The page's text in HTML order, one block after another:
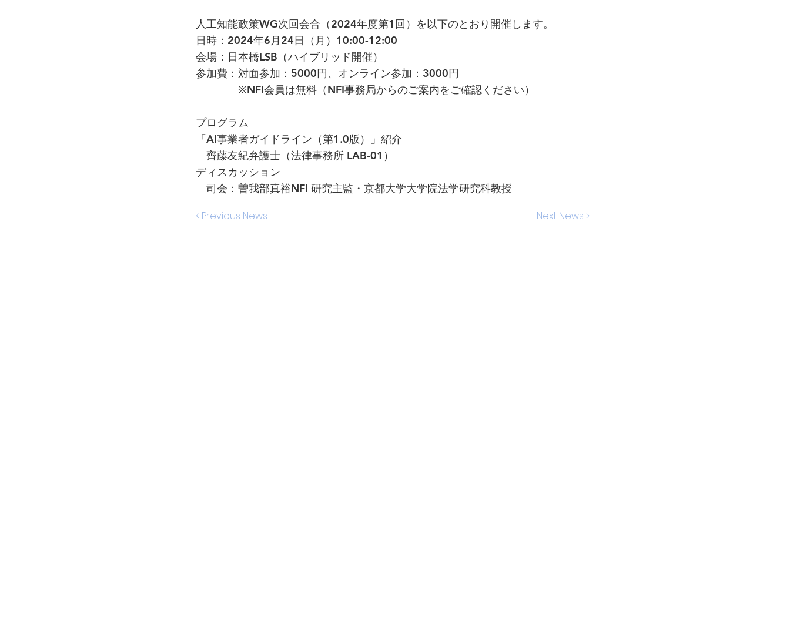
人工知能政策WG次回会合（2024年度第1回）を以下のとおり開催します。
日時：2024年6月24日（月）10:00-12:00
会場：日本橋LSB（ハイブリッド開催）
参加費：対面参加：5000円、オンライン参加：3000円
※NFI会員は無料（NFI事務局からのご案内をご確認ください）
プログラム
「AI事業者ガイドライン（第1.0版）」紹介
齊藤友紀弁護士（法律事務所 LAB-01）
ディスカッション
司会：曽我部真裕NFI 研究主監・京都大学大学院法学研究科教授
< Previous News Next News >